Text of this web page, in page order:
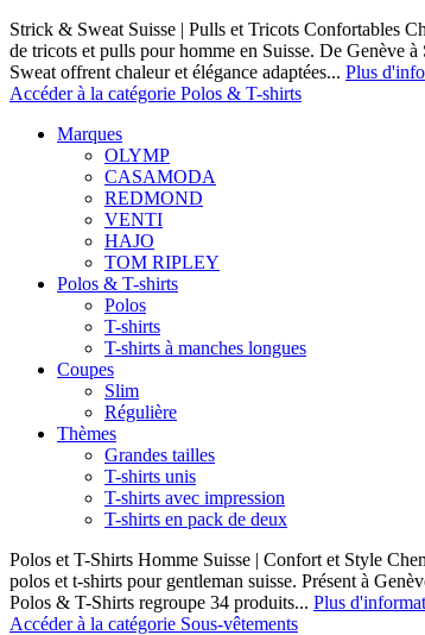
Strick & Sweat Suisse | Pulls et Tricots Confortables
de tricots et pulls pour homme en Suisse. De Genève
Sweat offrent chaleur et élégance adaptées... Plus
Accéder à la catégorie Polos & T-shirts
Marques
OLYMP
CASAMODA
REDMOND
VENTI
HAJO
TOM RIPLEY
Polos & T-shirts
Polos
T-shirts
T-shirts à manches longues
Coupes
Slim
Régulière
Thèmes
Grandes tailles
T-shirts unis
T-shirts avec impression
T-shirts en pack de deux
Polos et T-Shirts Homme Suisse | Confort et Style
polos et t-shirts pour gentleman suisse. Présent à
Polos & T-Shirts regroupe 34 produits... Plus
Accéder à la catégorie Sous-vêtements